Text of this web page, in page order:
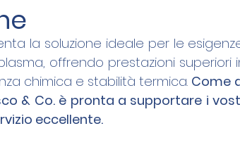
la soluzione ideale per le
offrendo prestazioni superiori
chimica e stabilità termica. Come
& Co. è pronta a supportare i
eccellente.